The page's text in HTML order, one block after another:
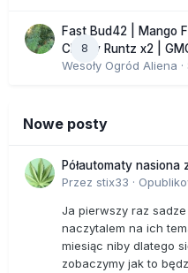
8
Fast Bud42 | Mango
Cherry Runtz x2 |
Wesoły Ogród Aliena
Nowe posty
Półautomaty
Przez stix33 ·
Ja pierwszy raz
naczytalem na ich
miesiąc niby dlatego
zobaczymy jak to